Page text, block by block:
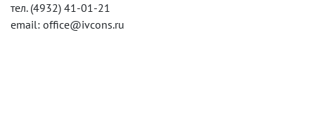
тел. (4932) 41-01-21
email: office@ivcons.ru